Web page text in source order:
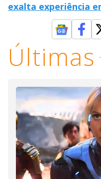
exalta experiência
Últimas